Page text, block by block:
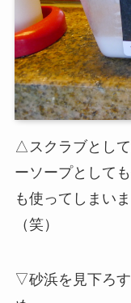
△スクラブとし
ーソープとして
も使ってしまい
（笑）
▽砂浜を見下ろ